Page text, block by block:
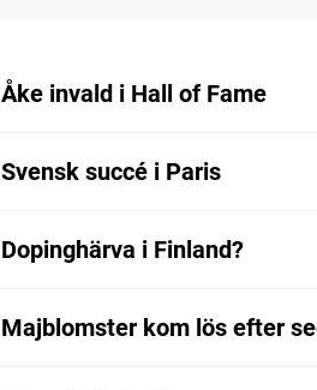
Åke invald i Hall of Fame
Svensk succé i Paris
Dopinghärva i Finland?
Majblomster kom lös efter